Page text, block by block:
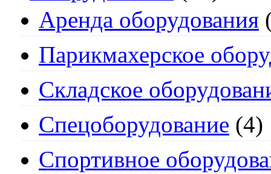
Аренда оборудования
Парикмахерское
Складское
Спецоборудование (4)
Спортивное